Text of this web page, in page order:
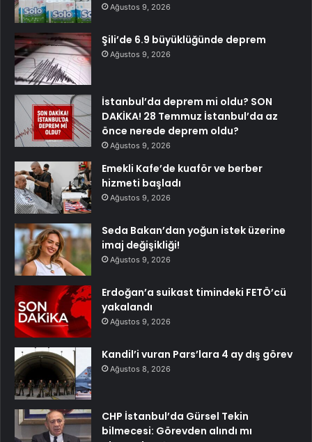
Ağustos 9, 2026
Şili’de 6.9 büyüklüğünde deprem
Ağustos 9, 2026
İstanbul’da deprem mi oldu? SON
DAKİKA! 28 Temmuz İstanbul’da az
önce nerede deprem oldu?
Ağustos 9, 2026
Emekli Kafe’de kuaför ve berber
hizmeti başladı
Ağustos 9, 2026
Seda Bakan’dan yoğun istek üzerine
imaj değişikliği!
Ağustos 9, 2026
Erdoğan’a suikast timindeki FETÖ’cü
yakalandı
Ağustos 9, 2026
Kandil’i vuran Pars’lara 4 ay dış görev
Ağustos 8, 2026
CHP İstanbul’da Gürsel Tekin
bilmecesi: Görevden alındı mı